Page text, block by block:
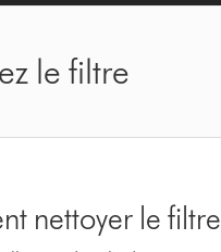
le filtre
nettoyer le filtre